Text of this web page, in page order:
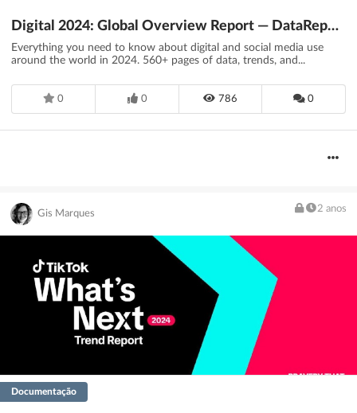
Digital 2024: Global Overview Report — DataReportal – Global Digital Insights
Everything you need to know about digital and social media use
around the world in 2024. 560+ pages of data, trends, and...
0 0 786 0
Gis Marques 2 anos
Documentação